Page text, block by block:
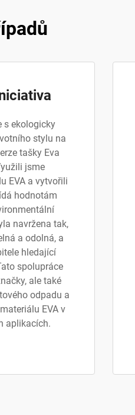
s ekologicky
stylu na
tašky Eva
jsme
EVA a vytvořili
hodnotám
navržena tak,
a odolná, a
hledající
spolupráce
ale také
odpadu a
EVA v
aplikacích.